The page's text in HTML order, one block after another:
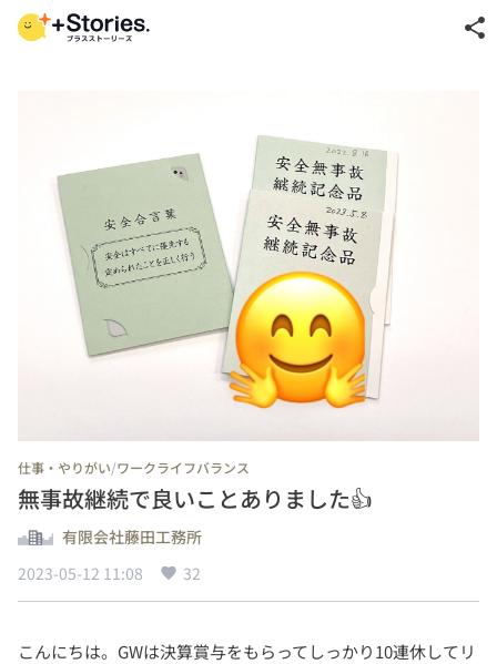
share
仕事・やりがい/ワークライフバランス
無事故継続で良いことありました👍
有限会社藤田工務所
2023-05-12 11:08
32
こんにちは。GWは決算賞与をもらってしっかり10連休してリ